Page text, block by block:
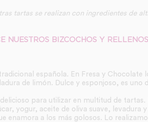
tartas se realizan con ingredientes de
NUESTROS BIZCOCHOS Y RELLENOS
española. En Fresa y
de limón. Dulce y esponjoso, es
para utilizar en multitud de
yogur, aceite de oliva suave, levadura
enamora a los más golosos. Lo